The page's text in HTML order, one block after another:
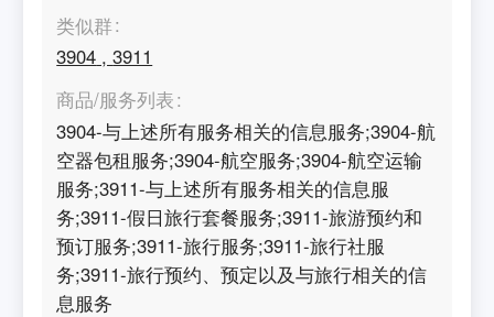
类似群
3904 ,3911
商品/服务列表
3904-与上述所有服务相关的信息服务;3904-航
空器包租服务;3904-航空服务;3904-航空运输
服务;3911-与上述所有服务相关的信息服
务;3911-假日旅行套餐服务;3911-旅游预约和
预订服务;3911-旅行服务;3911-旅行社服
务;3911-旅行预约、预定以及与旅行相关的信
息服务